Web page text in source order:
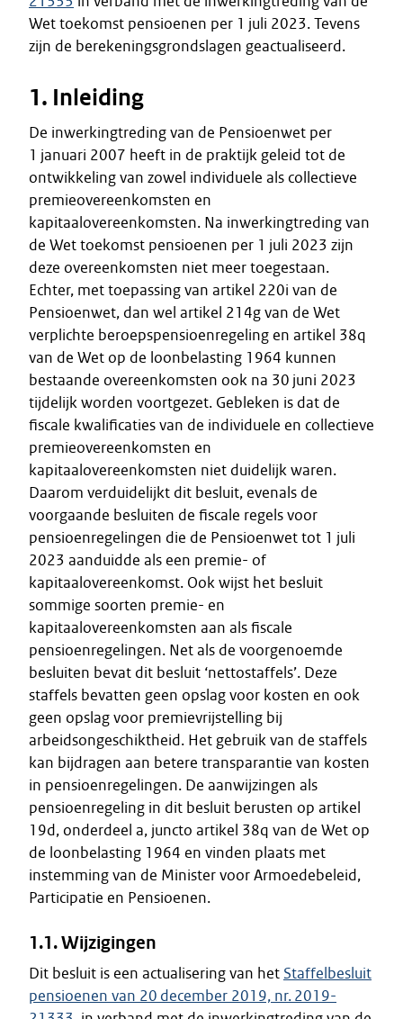
Wet toekomst pensioenen per 1 juli 2023. Tevens
zijn de berekeningsgrondslagen geactualiseerd.
1. Inleiding
De inwerkingtreding van de Pensioenwet per
1 januari 2007 heeft in de praktijk geleid tot de
ontwikkeling van zowel individuele als collectieve
premieovereenkomsten en
kapitaalovereenkomsten. Na inwerkingtreding van
de Wet toekomst pensioenen per 1 juli 2023 zijn
deze overeenkomsten niet meer toegestaan.
Echter, met toepassing van artikel 220i van de
Pensioenwet, dan wel artikel 214g van de Wet
verplichte beroepspensioenregeling en artikel 38q
van de Wet op de loonbelasting 1964 kunnen
bestaande overeenkomsten ook na 30 juni 2023
tijdelijk worden voortgezet. Gebleken is dat de
fiscale kwalificaties van de individuele en collectieve
premieovereenkomsten en
kapitaalovereenkomsten niet duidelijk waren.
Daarom verduidelijkt dit besluit, evenals de
voorgaande besluiten de fiscale regels voor
pensioenregelingen die de Pensioenwet tot 1 juli
2023 aanduidde als een premie- of
kapitaalovereenkomst. Ook wijst het besluit
sommige soorten premie- en
kapitaalovereenkomsten aan als fiscale
pensioenregelingen. Net als de voorgenoemde
besluiten bevat dit besluit ‘nettostaffels’. Deze
staffels bevatten geen opslag voor kosten en ook
geen opslag voor premievrijstelling bij
arbeidsongeschiktheid. Het gebruik van de staffels
kan bijdragen aan betere transparantie van kosten
in pensioenregelingen. De aanwijzingen als
pensioenregeling in dit besluit berusten op artikel
19d, onderdeel a, juncto artikel 38q van de Wet op
de loonbelasting 1964 en vinden plaats met
instemming van de Minister voor Armoedebeleid,
Participatie en Pensioenen.
1.1. Wijzigingen
Dit besluit is een actualisering van het Staffelbesluit
pensioenen van 20 december 2019, nr. 2019-